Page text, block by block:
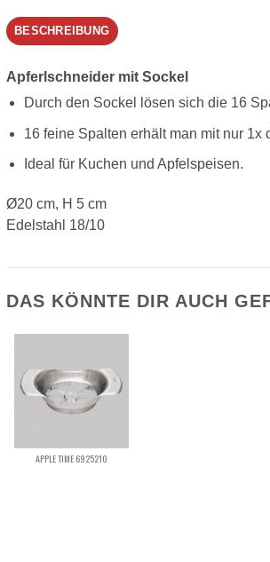
BESCHREIBUNG
Apferlschneider mit Sockel
Durch den Sockel lösen sich die 16
16 feine Spalten erhält man mit nur 1x
Ideal für Kuchen und Apfelspeisen.
Ø20 cm, H 5 cm
Edelstahl 18/10
DAS KÖNNTE DIR AUCH
APPLE TIME 6925210